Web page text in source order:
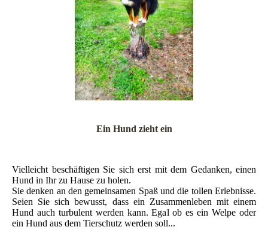
Ein Hund zieht ein
Vielleicht beschäftigen Sie sich erst mit dem Gedanken, einen
Hund in Ihr zu Hause zu holen.
Sie denken an den gemeinsamen Spaß und die tollen Erlebnisse.
Seien Sie sich bewusst, dass ein Zusammenleben mit einem
Hund auch turbulent werden kann. Egal ob es ein Welpe oder
ein Hund aus dem Tierschutz werden soll...